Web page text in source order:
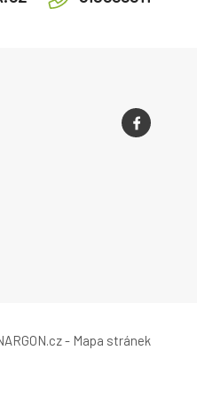
- Mapa stránek